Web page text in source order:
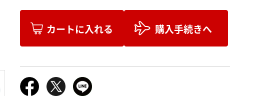
カートに入れる 購入手続きへ